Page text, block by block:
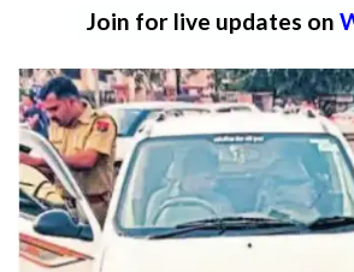
Join for live updates on